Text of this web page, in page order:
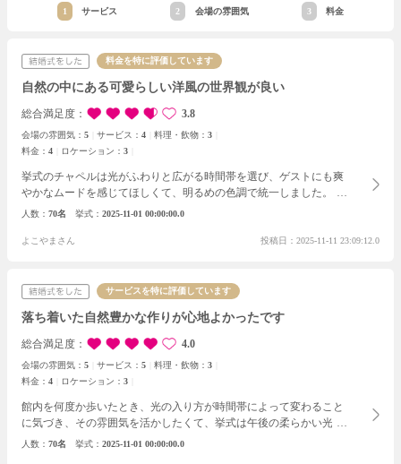
1 サービス 2 会場の雰囲気 3 料金
料金を特に評価しています
自然の中にある可愛らしい洋風の世界観が良い
総合満足度 3.8
会場の雰囲気： 5 サービス： 4 料理・飲物： 3
料金： 4 ロケーション： 3
挙式のチャペルは光がふわりと広がる時間帯を選び、ゲストにも爽
やかなムードを感じてほしくて、明るめの色調で統一しました。披
露宴では、ゲストがくつろげるように椅子の配置を広めにとり、テ
た。
人数 70名 挙式 2025-11-01 00:00:00.0
よこやまさん 投稿日：2025-11-11 23:09:12.0
サービスを特に評価しています
落ち着いた自然豊かな作りが心地よかったです
総合満足度 4.0
会場の雰囲気： 5 サービス： 5 料理・飲物： 3
料金： 4 ロケーション： 3
館内を何度か歩いたとき、光の入り方が時間帯によって変わること
に気づき、その雰囲気を活かしたくて、挙式は午後の柔らかい光が
入る時間に設定しました。披露宴では、テーブルごとにゲストが自
人数 70名 挙式 2025-11-01 00:00:00.0